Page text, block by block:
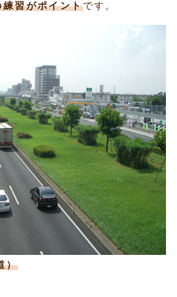
練習がポイントです。
）